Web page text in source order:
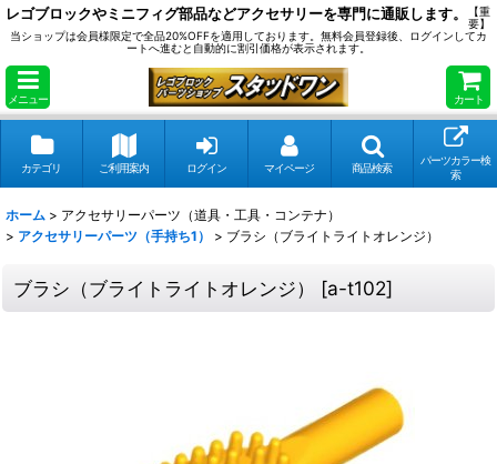
レゴブロックやミニフィグ部品などアクセサリーを専門に通販します。
【重
要】
当ショップは会員様限定で全品20%OFFを適用しております。無料会員登録後、ログインしてカ
ートへ進むと自動的に割引価格が表示されます。
メニュー カート
カテゴリ ご利用案内 ログイン マイページ 商品検索
パーツカラー検
索
ホーム > アクセサリーパーツ（道具・工具・コンテナ）
> アクセサリーパーツ（手持ち1） > ブラシ（ブライトライトオレンジ）
ブラシ（ブライトライトオレンジ） [a-t102]